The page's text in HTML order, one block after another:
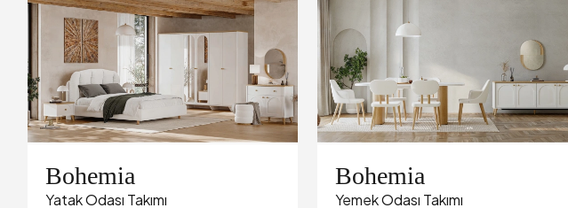
Bohemia
Yatak Odası Takımı
Bohemia
Yemek Odası Takımı